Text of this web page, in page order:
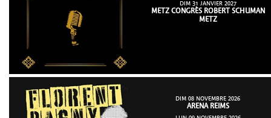
DIM 31 JANVIER 2027
METZ CONGRÈS ROBERT SCHUMAN
METZ
DIM 08 NOVEMBRE 2026
ARENA REIMS